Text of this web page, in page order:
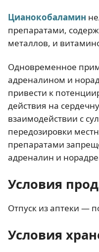
Цианокобаламин
препаратами,
металлов, и
Одновременное
адреналином и
привести к
действия на
взаимодействии с
передозировки
препаратами
адреналин и
Условия
Отпуск из аптеки —
Условия